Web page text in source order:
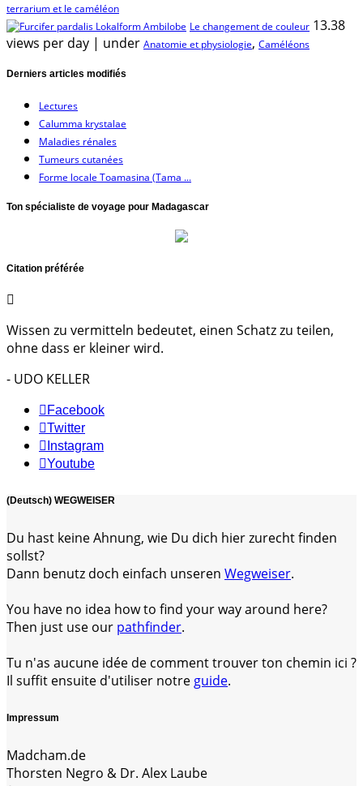
terrarium et le caméléon
Le changement de couleur 13.38
views per day | under Anatomie et physiologie, Caméléons
Derniers articles modifiés
Lectures
Calumma krystalae
Maladies rénales
Tumeurs cutanées
Forme locale Toamasina (Tama ...
Ton spécialiste de voyage pour Madagascar
Citation préférée
Wissen zu vermitteln bedeutet, einen Schatz zu teilen,
ohne dass er kleiner wird.
- UDO KELLER
Facebook
Twitter
Instagram
Youtube
(Deutsch) WEGWEISER
Du hast keine Ahnung, wie Du dich hier zurecht finden
sollst?
Dann benutz doch einfach unseren Wegweiser.
You have no idea how to find your way around here?
Then just use our pathfinder.
Tu n'as aucune idée de comment trouver ton chemin ici ?
Il suffit ensuite d'utiliser notre guide.
Impressum
Madcham.de
Thorsten Negro & Dr. Alex Laube